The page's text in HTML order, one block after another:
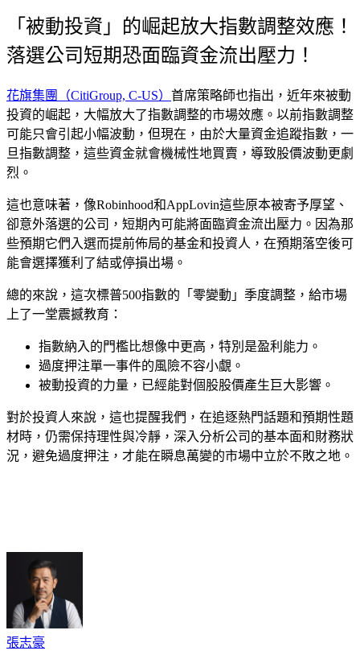
「被動投資」的崛起放大指數調整效應！
落選公司短期恐面臨資金流出壓力！
花旗集團（CitiGroup, C-US） 首席策略師也指出，近年來被動
投資的崛起，大幅放大了指數調整的市場效應 。以前指數調整
可能只會引起小幅波動，但現在，由於大量資金追蹤指數，一
旦指數調整，這些資金就會機械性地買賣，導致股價波動更劇
烈。
這也意味著，像Robinhood和AppLovin這些原本被寄予厚望、
卻意外落選的公司， 短期內可能將面臨資金流出壓力 。因為那
些預期它們入選而提前佈局的基金和投資人，在預期落空後可
能會選擇獲利了結或停損出場。
總的來說，這次標普500指數的「零變動」季度調整，給市場
上了一堂震撼教育：
指數納入的門檻比想像中更高，特別是盈利能力。
過度押注單一事件的風險不容小覷。
被動投資的力量，已經能對個股股價產生巨大影響。
對於投資人來說，這也提醒我們，在追逐熱門話題和預期性題
材時，仍需保持理性與冷靜，深入分析公司的基本面和財務狀
況，避免過度押注，才能在瞬息萬變的市場中立於不敗之地。
張志豪